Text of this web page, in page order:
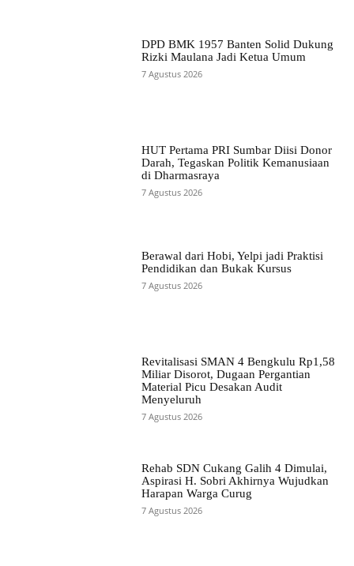
DPD BMK 1957 Banten Solid Dukung
Rizki Maulana Jadi Ketua Umum
7 Agustus 2026
HUT Pertama PRI Sumbar Diisi Donor
Darah, Tegaskan Politik Kemanusiaan
di Dharmasraya
7 Agustus 2026
Berawal dari Hobi, Yelpi jadi Praktisi
Pendidikan dan Bukak Kursus
7 Agustus 2026
Revitalisasi SMAN 4 Bengkulu Rp1,58
Miliar Disorot, Dugaan Pergantian
Material Picu Desakan Audit
Menyeluruh
7 Agustus 2026
Rehab SDN Cukang Galih 4 Dimulai,
Aspirasi H. Sobri Akhirnya Wujudkan
Harapan Warga Curug
7 Agustus 2026